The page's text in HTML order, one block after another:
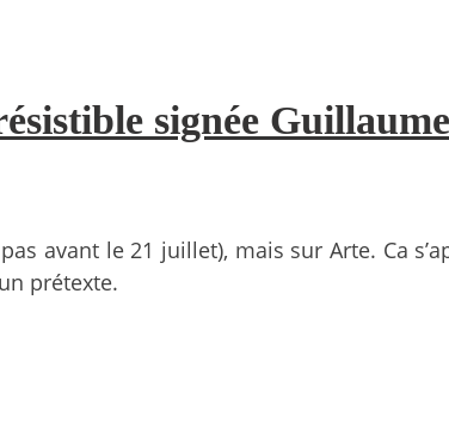
signée
avant le 21 juillet), mais sur Arte. Ca
prétexte.